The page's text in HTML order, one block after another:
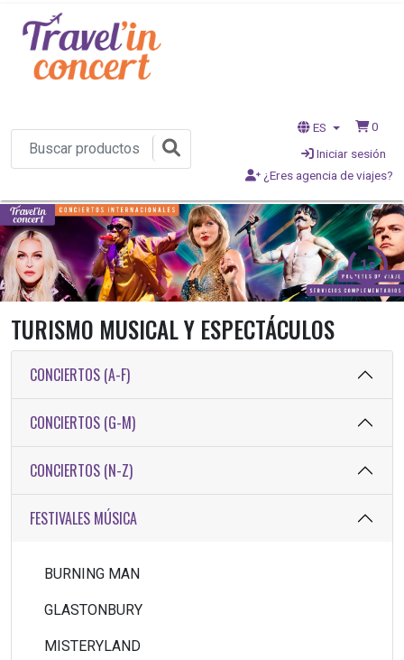
ES
0
Iniciar sesión
¿Eres agencia de viajes?
1s
TURISMO MUSICAL Y ESPECTÁCULOS
CONCIERTOS (A-F)
CONCIERTOS (G-M)
CONCIERTOS (N-Z)
FESTIVALES MÚSICA
BURNING MAN
GLASTONBURY
MISTERYLAND